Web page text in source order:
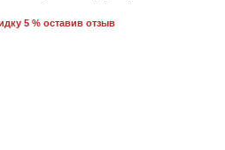
5 % оставив отзыв